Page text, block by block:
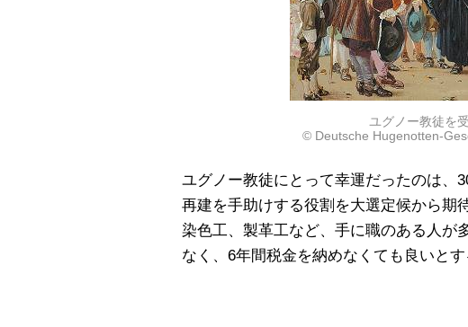
ユグノー教徒を
© Deutsche Hugenotten-
ユグノー教徒にとって幸運だったのは、
再建を手助けする役割を大選定候から期
染色工、製革工など、手に職のある人が
なく、6年間税金を納めなくても良いと